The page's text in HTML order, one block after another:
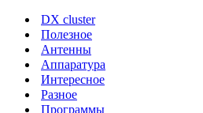
DX cluster
Полезное
Антенны
Аппаратура
Интересное
Разное
Программы